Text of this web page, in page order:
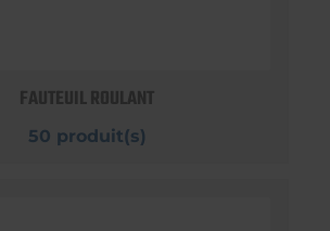
FAUTEUIL ROULANT
50 produit(s)